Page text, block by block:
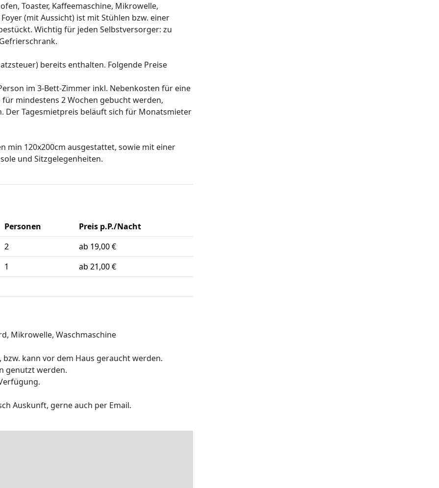
Toaster, Kaffeemaschine, Mikrowelle,
(mit Aussicht) ist mit Stühlen bzw. einer
Wichtig für jeden Selbstversorger: zu
bereits enthalten. Folgende Preise
im 3-Bett-Zimmer inkl. Nebenkosten für eine
mindestens 2 Wochen gebucht werden,
Der Tagesmietpreis beläuft sich für Monatsmieter
min 120x200cm ausgestattet, sowie mit einer
und Sitzgelegenheiten.
Personen
Preis p.P./Nacht
2
ab 19,00 €
1
ab 21,00 €
Mikrowelle, Waschmaschine
kann vor dem Haus geraucht werden.
genutzt werden.
Auskunft, gerne auch per Email.